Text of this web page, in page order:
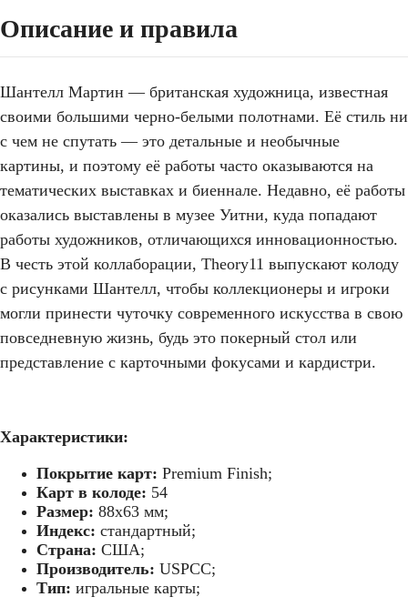
Описание и правила
Шантелл Мартин — британская художница, известная
своими большими черно-белыми полотнами. Её стиль ни
с чем не спутать — это детальные и необычные
картины, и поэтому её работы часто оказываются на
тематических выставках и биеннале. Недавно, её работы
оказались выставлены в музее Уитни, куда попадают
работы художников, отличающихся инновационностью.
В честь этой коллаборации, Theory11 выпускают колоду
с рисунками Шантелл, чтобы коллекционеры и игроки
могли принести чуточку современного искусства в свою
повседневную жизнь, будь это покерный стол или
представление с карточными фокусами и кардистри.
Характеристики:
Покрытие карт: Premium Finish;
Карт в колоде: 54
Размер: 88х63 мм;
Индекс: стандартный;
Страна: США;
Производитель: USPCC;
Тип: игральные карты;